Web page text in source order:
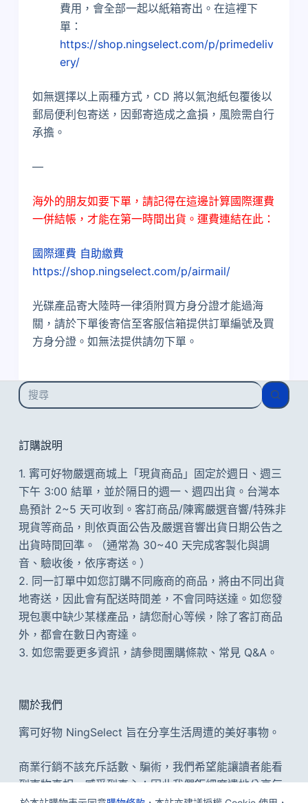
費用，會全部一起以紙箱寄出。在這裡下
單：
https://shop.ningselect.com/p/primedeliv
ery/
如無選擇以上兩種方式，CD 將以氣泡紙包覆後以
郵局便利包寄送，因郵寄造成之盒損，風險需自行
承擔。
—
海外的朋友如要下單，請記得在這邊計算國際運費
一併結帳，才能在第一時間出貨。運費連結在此：
國際運費 自助繳費
https://shop.ningselect.com/p/airmail/
光碟產品寄大陸時一律須附買方身分證才能過海
關，請於下單後寄信至客服信箱提供訂單編號及買
方身分證。如無法提供請勿下單。
找
不
符
的
訂購說明
1. 寗可好物嚴選商城上「現貨商品」固定於週日、週三
下午 3:00 結單，並於隔日的週一、週四出貨。台灣本
島預計 2~5 天可收到。客訂商品/陳寗嚴選音響/特殊非
現貨等商品，則依頁面公告及嚴選音響出貨日期公告之
出貨時間回準。（通常為 30~40 天完成客製化與調
音、驗收後，依序寄送。）
2. 同一訂單中如您訂購不同廠商的商品，將由不同出貨
地寄送，因此會有配送時間差，不會同時送達。如您發
現包裹中缺少某樣產品，請您耐心等候，除了客訂商品
外，都會在數日內寄達。
3. 如您需要更多資訊，請參閱團購條款 、 常見 Q&A 。
關於我們
寗可好物 NingSelect 旨在分享生活周遭的美好事物。
商業行銷不該充斥話數、騙術，我們希望能讓讀者能看
到事物真相、感受到真心；因此我們鉅細靡遺地分享每